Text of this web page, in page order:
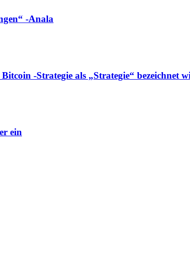
-Anala
-Strategie als „Strategie“ bezeichnet
ein